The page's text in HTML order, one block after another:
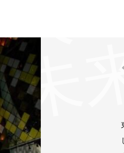
人
未